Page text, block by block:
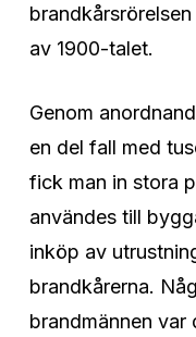
av 1900-talet.
Genom
en del fall med
fick man in stora
användes till
inköp av
brandkårerna.
brandmännen var